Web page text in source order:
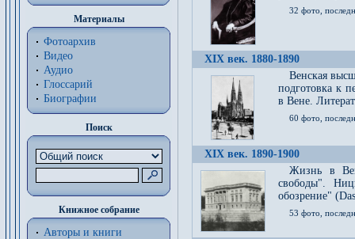
Материалы
Фотоархив
Видео
Аудио
Глоссарий
Биографии
Поиск
Книжное собрание
Авторы и книги
32 фото,
XIX век. 1880-1890
Венская
подготовка к
в Вене.
60 фото,
XIX век. 1890-1900
Жизнь в
свободы".
обозрение"
53 фото,